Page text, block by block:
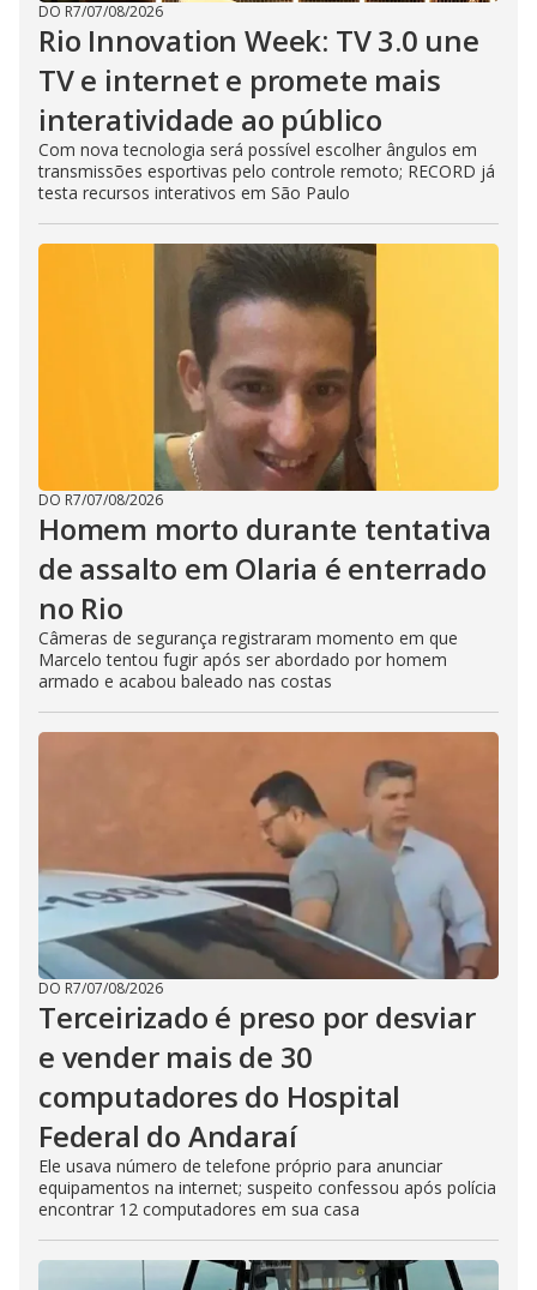
DO R7/07/08/2026
Rio Innovation Week: TV 3.0 une
TV e internet e promete mais
interatividade ao público
Com nova tecnologia será possível escolher ângulos em
transmissões esportivas pelo controle remoto; RECORD já
testa recursos interativos em São Paulo
DO R7/07/08/2026
Homem morto durante tentativa
de assalto em Olaria é enterrado
no Rio
Câmeras de segurança registraram momento em que
Marcelo tentou fugir após ser abordado por homem
armado e acabou baleado nas costas
DO R7/07/08/2026
Terceirizado é preso por desviar
e vender mais de 30
computadores do Hospital
Federal do Andaraí
Ele usava número de telefone próprio para anunciar
equipamentos na internet; suspeito confessou após polícia
encontrar 12 computadores em sua casa